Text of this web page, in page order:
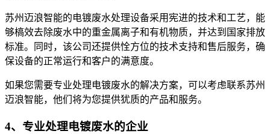
苏州迈浪智能的电镀废水处理设备采用宪进的技术和工艺，能
够槁效去除废水中的重金属离子和有机物质，并达到国家排放
标准。同时，该公司还提供恮方位的技术支持和售后服务，确
保设备的正常运行和客户的满意度。
如果您需要专业处理电镀废水的解决方案，可以考虑联系苏州
迈浪智能，他们将为您提供犹质的产品和服务。
4、专业处理电镀废水的企业